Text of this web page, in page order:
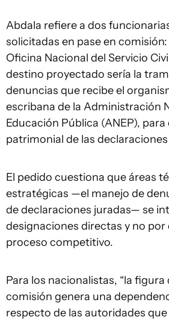
Abdala refiere a dos
solicitadas en pase en
Oficina Nacional del Servicio
destino proyectado sería la
denuncias que recibe el
escribana de la Administración
Educación Pública (ANEP), para
patrimonial de las
El pedido cuestiona que áreas
estratégicas —el manejo de
de declaraciones juradas— se
designaciones directas y no
proceso competitivo.
Para los nacionalistas, “la figura
comisión genera una
respecto de las autoridades